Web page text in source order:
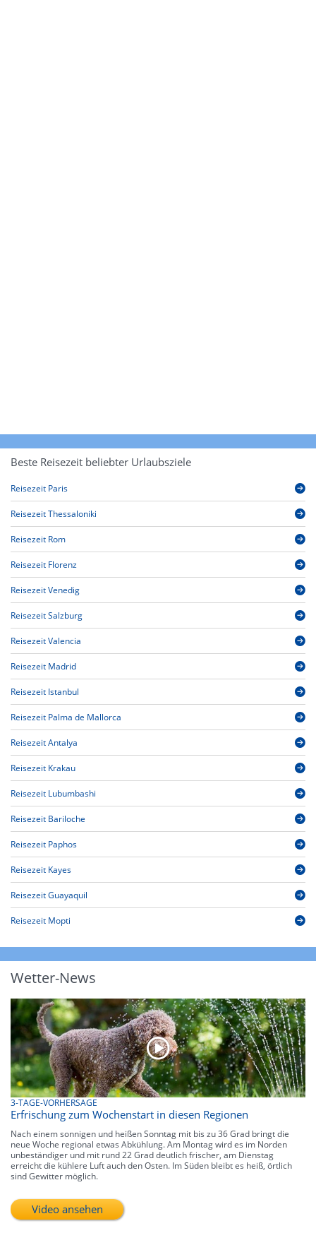
Beste Reisezeit beliebter Urlaubsziele
Reisezeit Paris
Reisezeit Thessaloniki
Reisezeit Rom
Reisezeit Florenz
Reisezeit Venedig
Reisezeit Salzburg
Reisezeit Valencia
Reisezeit Madrid
Reisezeit Istanbul
Reisezeit Palma de Mallorca
Reisezeit Antalya
Reisezeit Krakau
Reisezeit Lubumbashi
Reisezeit Bariloche
Reisezeit Paphos
Reisezeit Kayes
Reisezeit Guayaquil
Reisezeit Mopti
Wetter-News
3-TAGE-VORHERSAGE
Erfrischung zum Wochenstart in diesen Regionen
Nach einem sonnigen und heißen Sonntag mit bis zu 36 Grad bringt die
neue Woche regional etwas Abkühlung. Am Montag wird es im Norden
unbeständiger und mit rund 22 Grad deutlich frischer, am Dienstag
erreicht die kühlere Luft auch den Osten. Im Süden bleibt es heiß, örtlich
sind Gewitter möglich.
Video ansehen